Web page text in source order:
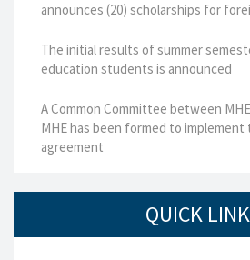
announces (20) scholarships for
The initial results of summer
education students is announced
A Common Committee between
MHE has been formed to
agreement
QUICK